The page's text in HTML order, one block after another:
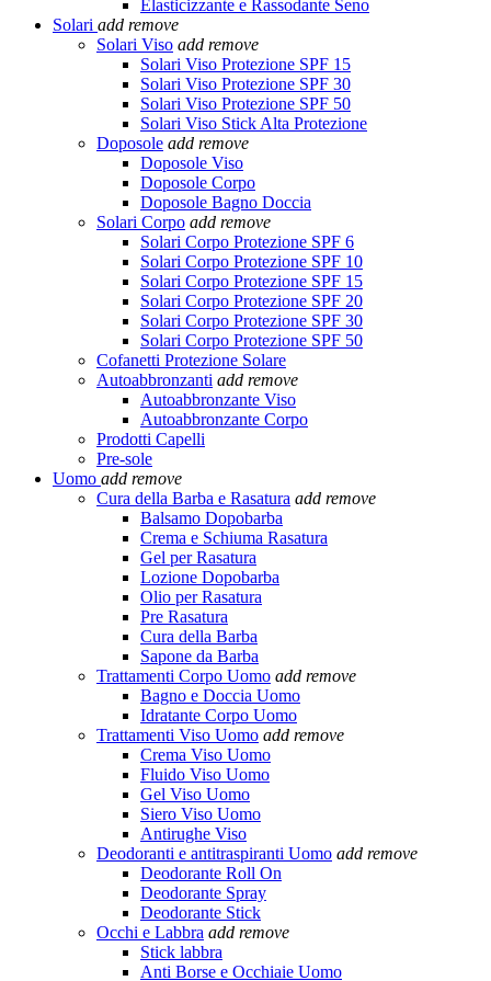
Elasticizzante e Rassodante Seno
Solari add remove
Solari Viso add remove
Solari Viso Protezione SPF 15
Solari Viso Protezione SPF 30
Solari Viso Protezione SPF 50
Solari Viso Stick Alta Protezione
Doposole add remove
Doposole Viso
Doposole Corpo
Doposole Bagno Doccia
Solari Corpo add remove
Solari Corpo Protezione SPF 6
Solari Corpo Protezione SPF 10
Solari Corpo Protezione SPF 15
Solari Corpo Protezione SPF 20
Solari Corpo Protezione SPF 30
Solari Corpo Protezione SPF 50
Cofanetti Protezione Solare
Autoabbronzanti add remove
Autoabbronzante Viso
Autoabbronzante Corpo
Prodotti Capelli
Pre-sole
Uomo add remove
Cura della Barba e Rasatura add remove
Balsamo Dopobarba
Crema e Schiuma Rasatura
Gel per Rasatura
Lozione Dopobarba
Olio per Rasatura
Pre Rasatura
Cura della Barba
Sapone da Barba
Trattamenti Corpo Uomo add remove
Bagno e Doccia Uomo
Idratante Corpo Uomo
Trattamenti Viso Uomo add remove
Crema Viso Uomo
Fluido Viso Uomo
Gel Viso Uomo
Siero Viso Uomo
Antirughe Viso
Deodoranti e antitraspiranti Uomo add remove
Deodorante Roll On
Deodorante Spray
Deodorante Stick
Occhi e Labbra add remove
Stick labbra
Anti Borse e Occhiaie Uomo